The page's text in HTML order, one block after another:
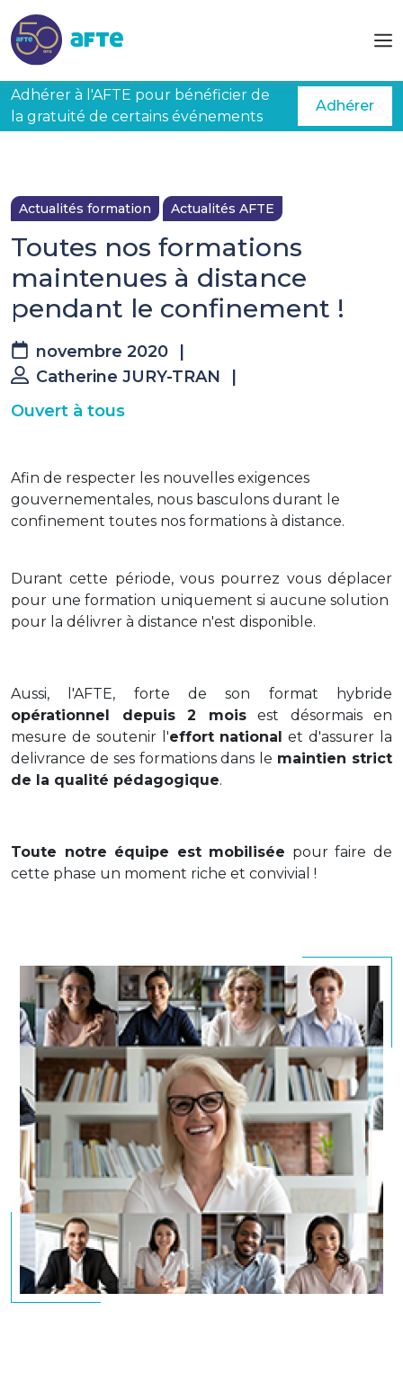
Adhérer à l'AFTE pour bénéficier de
la gratuité de certains événements
Adhérer
Actualités formation Actualités AFTE
Toutes nos formations
maintenues à distance
pendant le confinement !
novembre 2020
Catherine JURY-TRAN
Ouvert à tous
Afin de respecter les nouvelles exigences
gouvernementales, nous basculons durant le
confinement toutes nos formations à distance.
Durant cette période, vous pourrez vous déplacer
pour une formation uniquement si aucune solution
pour la délivrer à distance n'est disponible.
Aussi, l'AFTE, forte de son format hybride
opérationnel depuis 2 moisest désormais en
mesure de soutenir l'effort national et d'assurer la
delivrance de ses formations dans le maintien strict
de la qualité pédagogique.
Toute notre équipe est mobilisée pour faire de
cette phase un moment riche et convivial !